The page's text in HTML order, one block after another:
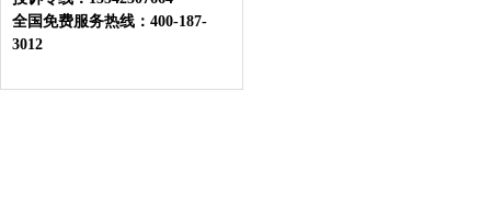
全国免费服务热线：400-187-
3012